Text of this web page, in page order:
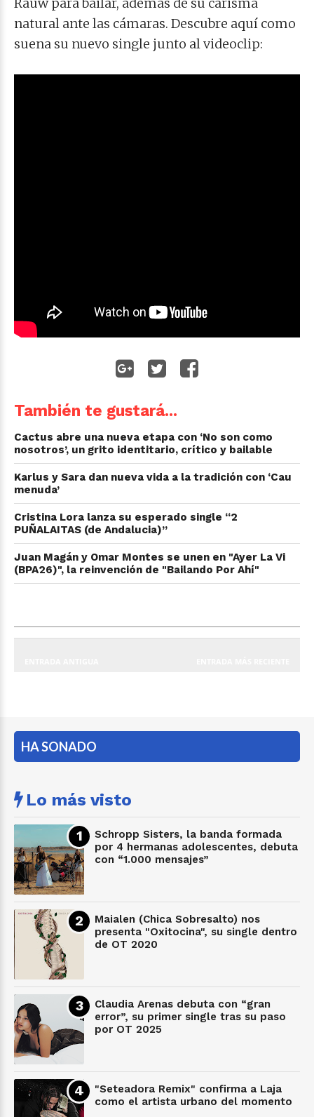
natural ante las cámaras. Descubre aquí como
suena su nuevo single junto al videoclip:
También te gustará...
Cactus abre una nueva etapa con ‘No son como
nosotros’, un grito identitario, crítico y bailable
Karlus y Sara dan nueva vida a la tradición con ‘Cau
menuda’
Cristina Lora lanza su esperado single “2
PUÑALAITAS (de Andalucia)”
Juan Magán y Omar Montes se unen en "Ayer La Vi
(BPA26)", la reinvención de "Bailando Por Ahí"
HA SONADO
Lo más visto
Schropp Sisters, la banda formada
por 4 hermanas adolescentes, debuta
con “1.000 mensajes”
Maialen (Chica Sobresalto) nos
presenta "Oxitocina", su single dentro
de OT 2020
Claudia Arenas debuta con “gran
error”, su primer single tras su paso
por OT 2025
"Seteadora Remix" confirma a Laja
como el artista urbano del momento